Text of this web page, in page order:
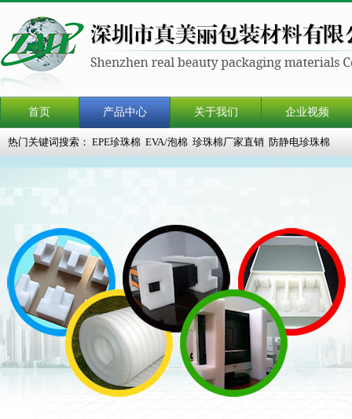
首页 产品中心 关于我们 企业视频
热门关键词搜索： EPE珍珠棉 EVA/泡棉 珍珠棉厂家直销 防静电珍珠棉